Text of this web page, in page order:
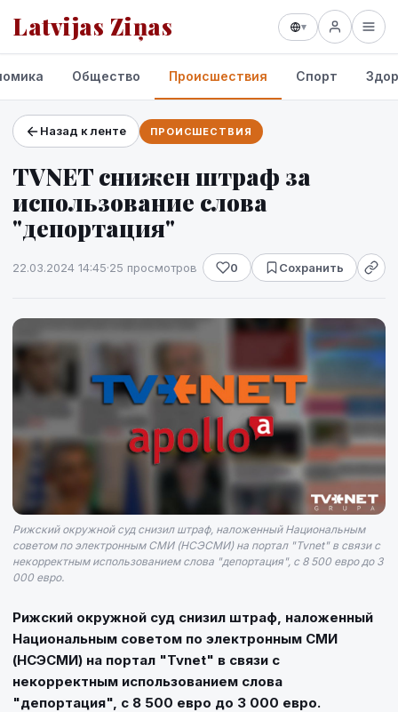
Latvijas Ziņas ▾
Проекты и сервисы
Прогноз погоды
Общество Происшествия Спорт
Назад к ленте ПРОИСШЕСТВИЯ
TVNET снижен штраф за
использование слова
"депортация"
22.03.2024 14:45·25 просмотров 0 Сохранить
Рижский окружной суд снизил штраф, наложенный Национальным
советом по электронным СМИ (НСЭСМИ) на портал "Tvnet" в связи с
некорректным использованием слова "депортация", с 8 500 евро до 3
000 евро.
Рижский окружной суд снизил штраф, наложенный
Национальным советом по электронным СМИ
(НСЭСМИ) на портал "Tvnet" в связи с
некорректным использованием слова
"депортация", с 8 500 евро до 3 000 евро.